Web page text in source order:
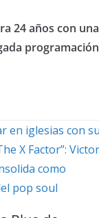
24 años con una
programación